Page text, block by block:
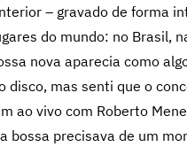
– gravado de forma
do mundo: no Brasil,
nova aparecia como
mas senti que o
ao vivo com Roberto
precisava de um